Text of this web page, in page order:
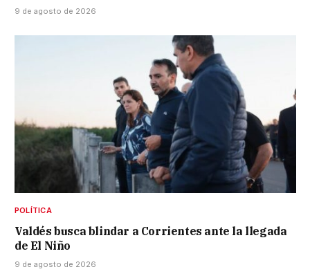
9 de agosto de 2026
POLÍTICA
Valdés busca blindar a Corrientes ante la llegada
de El Niño
9 de agosto de 2026